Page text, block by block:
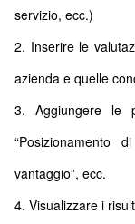
servizio, ecc.)
2. Inserire le
azienda e quelle
3. Aggiungere le
“Posizionamento
vantaggio”, ecc.
4. Visualizzare i